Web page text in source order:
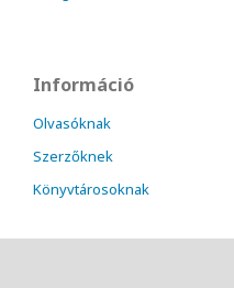
Információ
Olvasóknak
Szerzőknek
Könyvtárosoknak